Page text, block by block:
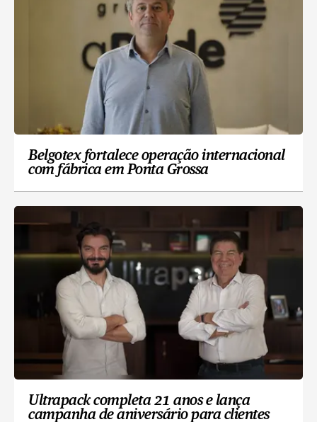
Belgotex fortalece operação internacional
com fábrica em Ponta Grossa
Ultrapack completa 21 anos e lança
campanha de aniversário para clientes